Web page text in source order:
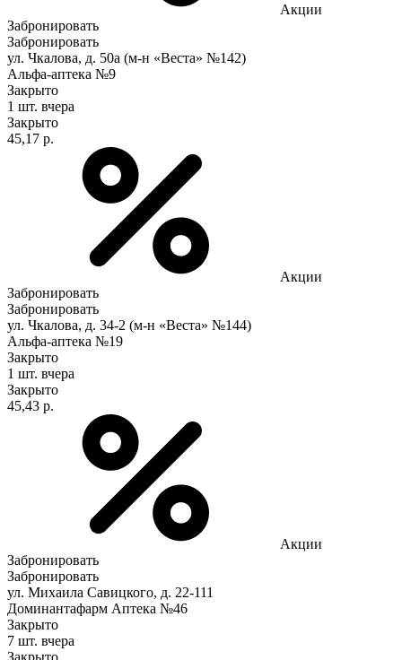
Акции
Забронировать
Забронировать
ул. Чкалова, д. 50а (м-н «Веста» №142)
Альфа-аптека №9
Закрыто
1 шт. вчера
Закрыто
45,17 р.
Акции
Забронировать
Забронировать
ул. Чкалова, д. 34-2 (м-н «Веста» №144)
Альфа-аптека №19
Закрыто
1 шт. вчера
Закрыто
45,43 р.
Акции
Забронировать
Забронировать
ул. Михаила Савицкого, д. 22-111
Доминантафарм Аптека №46
Закрыто
7 шт. вчера
Закрыто